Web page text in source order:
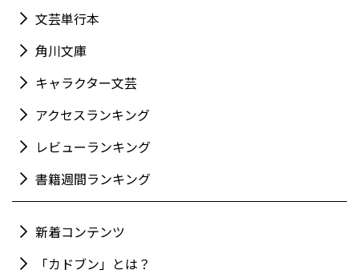
文芸単行本
角川文庫
キャラクター文芸
アクセスランキング
レビューランキング
書籍週間ランキング
新着コンテンツ
「カドブン」とは？